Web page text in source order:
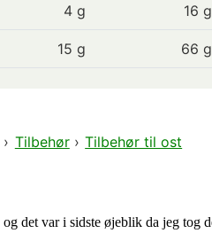
4 g 16 g
15 g 66 g
› Tilbehør› Tilbehør til ost